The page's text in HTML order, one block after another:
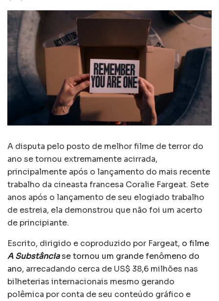
A disputa pelo posto de melhor filme de terror do
ano se tornou extremamente acirrada,
principalmente após o lançamento do mais recente
trabalho da cineasta francesa Coralie Fargeat. Sete
anos após o lançamento de seu elogiado trabalho
de estreia, ela demonstrou que não foi um acerto
de principiante.
Escrito, dirigido e coproduzido por Fargeat, o filme
A Substânciase tornou um grande fenômeno do
ano, arrecadando cerca de US$ 38,6 milhões nas
bilheterias internacionais mesmo gerando
polêmica por conta de seu conteúdo gráfico e